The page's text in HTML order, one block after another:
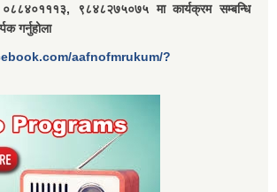
९८४८२७५०७५ मा कार्यक्रम सम्बन्धि
गर्नुहोला
aafnofmrukum/?